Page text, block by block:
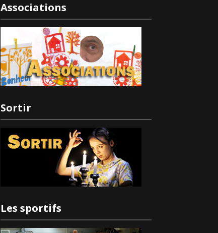
Associations
Sortir
Les sportifs